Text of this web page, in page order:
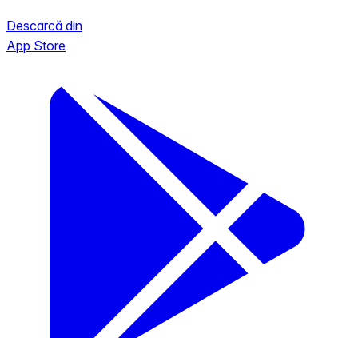
Descarcă din
App Store